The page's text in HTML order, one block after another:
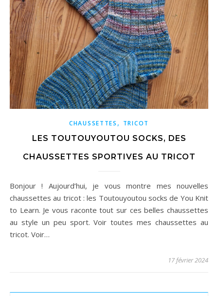
CHAUSSETTES , TRICOT
LES TOUTOUYOUTOU SOCKS, DES
CHAUSSETTES SPORTIVES AU TRICOT
Bonjour ! Aujourd’hui, je vous montre mes nouvelles
chaussettes au tricot : les Toutouyoutou socks de You Knit
to Learn. Je vous raconte tout sur ces belles chaussettes
au style un peu sport. Voir toutes mes chaussettes au
tricot. Voir…
17 février 2024